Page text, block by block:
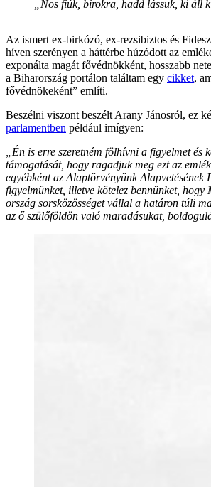
„Nos fiúk, birokra, hadd lássuk, ki áll
Az ismert ex-birkózó, ex-rezsibiztos és
híven szerényen a háttérbe húzódott az
exponálta magát fővédnökként, hosszabb
a Biharország portálon találtam egy cikket,
fővédnökeként” említi.
Beszélni viszont beszélt Arany Jánosról, ez
parlamentben például imígyen:
„Én is erre szeretném fölhívni a figyelmet és
támogatását, hogy ragadjuk meg ezt az
egyébként az Alaptörvényünk Alapvetésének
figyelmünket, illetve kötelez bennünket,
ország sorsközösséget vállal a határon túli
az ő szülőföldön való maradásukat,